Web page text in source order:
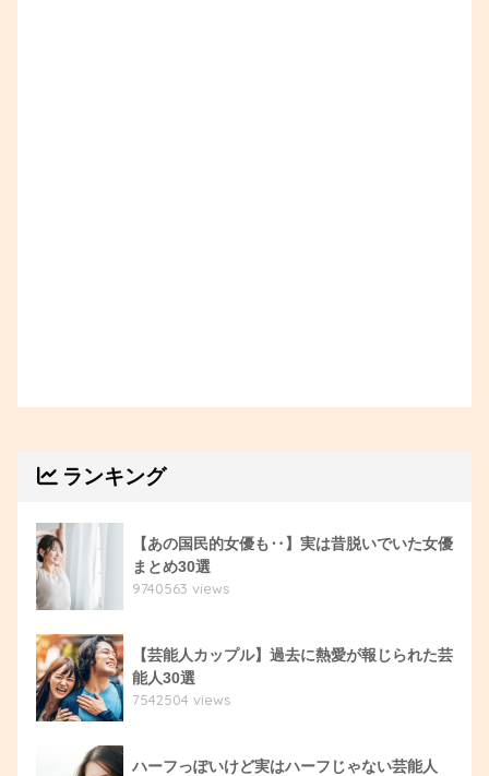
ランキング
【あの国民的女優も‥】実は昔脱いでいた女優
まとめ30選
9740563 views
【芸能人カップル】過去に熱愛が報じられた芸
能人30選
7542504 views
ハーフっぽいけど実はハーフじゃない芸能人